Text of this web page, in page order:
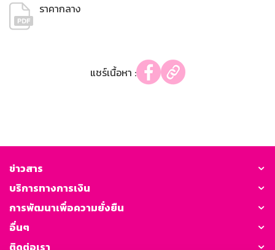
ราคากลาง
แชร์เนื้อหา :
ข่าวสาร
บริการทางการเงิน
การพัฒนาเพื่อความยั่งยืน
อื่นๆ